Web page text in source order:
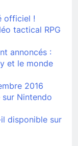
officiel !
tactical RPG
annoncés :
et le monde
2016
Nintendo
disponible sur